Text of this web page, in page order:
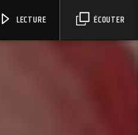
ÉCOUTER
LECTURE